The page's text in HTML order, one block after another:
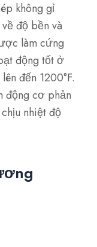
không gỉ
độ bền và
làm cứng
động tốt ở
đến 1200°F.
động cơ phản
nhiệt độ